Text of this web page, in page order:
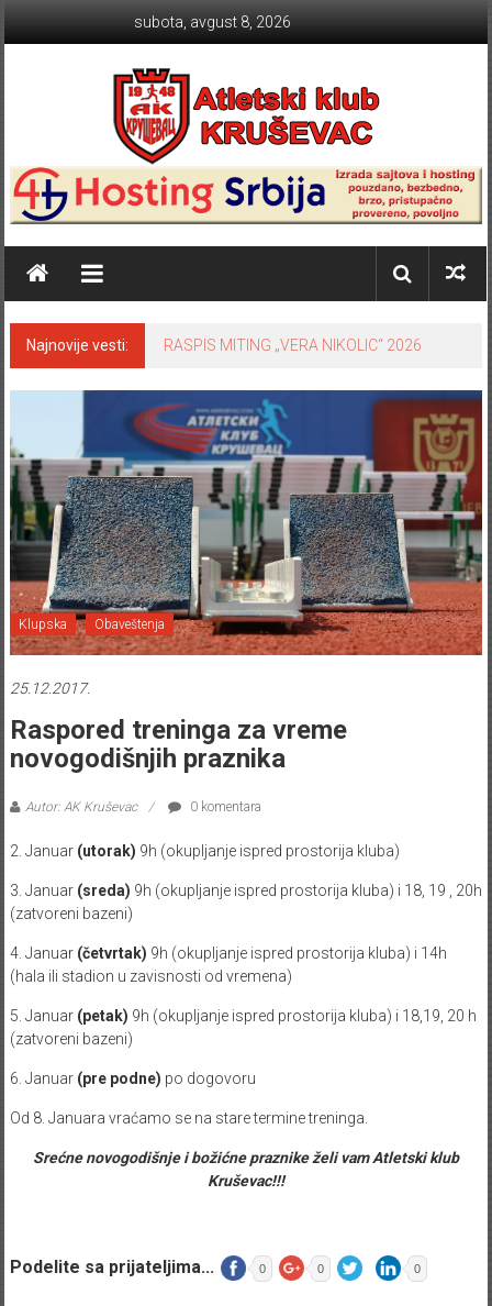
subota, avgust 8, 2026
Atletski klub KRUŠEVAC
Najnovije vesti: RASPIS MITING „VERA NIKOLIC“ 2026
Klupska Obaveštenja
25.12.2017.
Raspored treninga za vreme
novogodišnjih praznika
Autor: AK Kruševac 0 komentara
2. Januar (utorak) 9h (okupljanje ispred prostorija kluba)
3. Januar (sreda) 9h (okupljanje ispred prostorija kluba) i 18, 19 , 20h
(zatvoreni bazeni)
4. Januar (četvrtak) 9h (okupljanje ispred prostorija kluba) i 14h
(hala ili stadion u zavisnosti od vremena)
5. Januar (petak) 9h (okupljanje ispred prostorija kluba) i 18,19, 20 h
(zatvoreni bazeni)
6. Januar (pre podne) po dogovoru
Od 8. Januara vraćamo se na stare termine treninga.
Srećne novogodišnje i božićne praznike želi vam Atletski klub
Kruševac!!!
Podelite sa prijateljima... 0 0 0